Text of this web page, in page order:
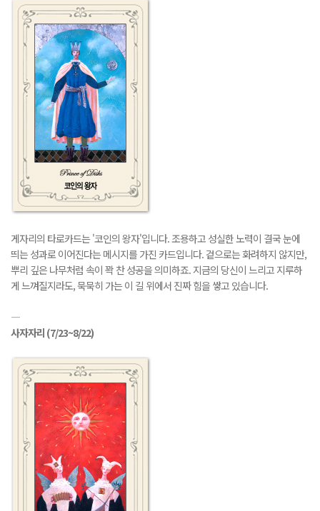
게자리의 타로카드는 '코인의 왕자'입니다. 조용하고 성실한 노력이 결국 눈에
띄는 성과로 이어진다는 메시지를 가진 카드입니다. 겉으로는 화려하지 않지만,
뿌리 깊은 나무처럼 속이 꽉 찬 성공을 의미하죠. 지금의 당신이 느리고 지루하
게 느껴질지라도, 묵묵히 가는 이 길 위에서 진짜 힘을 쌓고 있습니다.
―
사자자리 (7/23~8/22)